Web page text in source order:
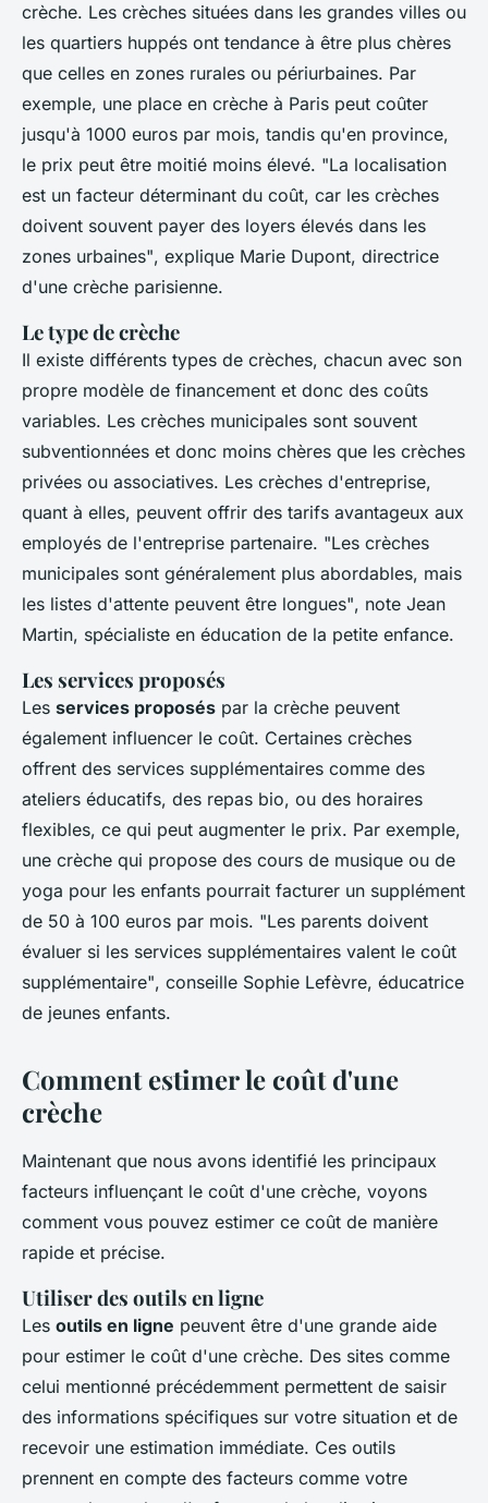
crèche. Les crèches situées dans les grandes villes ou
les quartiers huppés ont tendance à être plus chères
que celles en zones rurales ou périurbaines. Par
exemple, une place en crèche à Paris peut coûter
jusqu'à 1000 euros par mois, tandis qu'en province,
le prix peut être moitié moins élevé. "La localisation
est un facteur déterminant du coût, car les crèches
doivent souvent payer des loyers élevés dans les
zones urbaines", explique Marie Dupont, directrice
d'une crèche parisienne.
Le type de crèche
Il existe différents types de crèches, chacun avec son
propre modèle de financement et donc des coûts
variables. Les crèches municipales sont souvent
subventionnées et donc moins chères que les crèches
privées ou associatives. Les crèches d'entreprise,
quant à elles, peuvent offrir des tarifs avantageux aux
employés de l'entreprise partenaire. "Les crèches
municipales sont généralement plus abordables, mais
les listes d'attente peuvent être longues", note Jean
Martin, spécialiste en éducation de la petite enfance.
Les services proposés
Les services proposés par la crèche peuvent
également influencer le coût. Certaines crèches
offrent des services supplémentaires comme des
ateliers éducatifs, des repas bio, ou des horaires
flexibles, ce qui peut augmenter le prix. Par exemple,
une crèche qui propose des cours de musique ou de
yoga pour les enfants pourrait facturer un supplément
de 50 à 100 euros par mois. "Les parents doivent
évaluer si les services supplémentaires valent le coût
supplémentaire", conseille Sophie Lefèvre, éducatrice
de jeunes enfants.
Comment estimer le coût d'une
crèche
Maintenant que nous avons identifié les principaux
facteurs influençant le coût d'une crèche, voyons
comment vous pouvez estimer ce coût de manière
rapide et précise.
Utiliser des outils en ligne
Les outils en ligne peuvent être d'une grande aide
pour estimer le coût d'une crèche. Des sites comme
celui mentionné précédemment permettent de saisir
des informations spécifiques sur votre situation et de
recevoir une estimation immédiate. Ces outils
prennent en compte des facteurs comme votre